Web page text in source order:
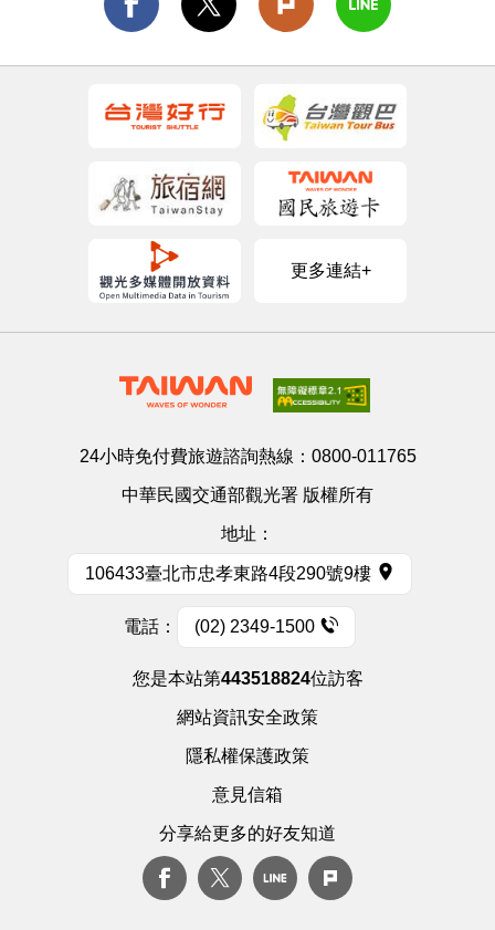
更多連結+
24小時免付費旅遊諮詢熱線： 0800-011765
中華民國交通部觀光署 版權所有
地址：
106433臺北市忠孝東路4段290號9樓
電話： (02) 2349-1500
您是本站第443518824位訪客
網站資訊安全政策
隱私權保護政策
意見信箱
分享給更多的好友知道